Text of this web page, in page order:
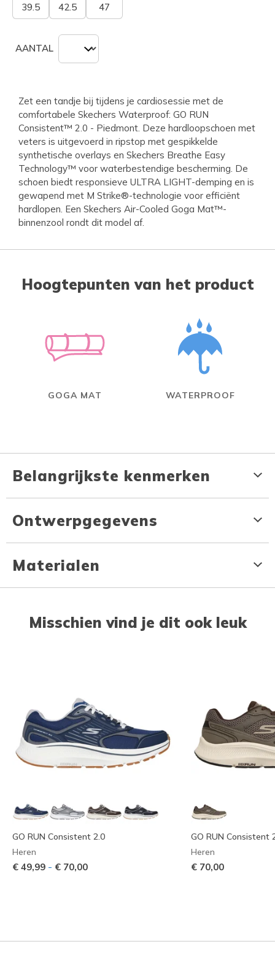
39.5 42.5 47
AANTAL
Zet een tandje bij tijdens je cardiosessie met de
comfortabele Skechers Waterproof: GO RUN
Consistent™ 2.0 - Piedmont. Deze hardloopschoen met
veters is uitgevoerd in ripstop met gespikkelde
synthetische overlays en Skechers Breathe Easy
Technology™ voor waterbestendige bescherming. De
schoen biedt responsieve ULTRA LIGHT-demping en is
gewapend met M Strike®-technologie voor efficiënt
hardlopen. Een Skechers Air-Cooled Goga Mat™-
binnenzool rondt dit model af.
Hoogtepunten van het product
GOGA MAT WATERPROOF
Belangrijkste kenmerken
Ontwerpgegevens
Materialen
Misschien vind je dit ook leuk
GO RUN Consistent 2.0
Heren
€ 49,99 - € 70,00
GO RUN Consistent
Heren
€ 70,00